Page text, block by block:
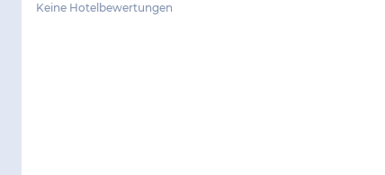
Keine Hotelbewertungen